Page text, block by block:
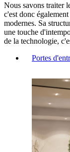
Nous savons traiter
c'est donc
modernes. Sa
une touche
de la technologie,
Portes